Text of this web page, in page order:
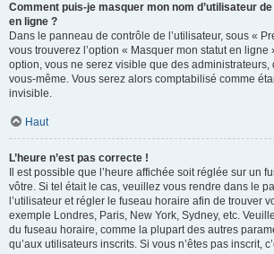
Comment puis-je masquer mon nom d’utilisateur
en ligne ?
Dans le panneau de contrôle de l’utilisateur, sous «
vous trouverez l’option « Masquer mon statut en ligne
option, vous ne serez visible que des administrateurs,
vous-même. Vous serez alors comptabilisé comme
invisible.
Haut
L’heure n’est pas correcte !
Il est possible que l’heure affichée soit réglée sur un
vôtre. Si tel était le cas, veuillez vous rendre dans le
l’utilisateur et régler le fuseau horaire afin de trouver
exemple Londres, Paris, New York, Sydney, etc.
du fuseau horaire, comme la plupart des autres
qu’aux utilisateurs inscrits. Si vous n’êtes pas inscrit,